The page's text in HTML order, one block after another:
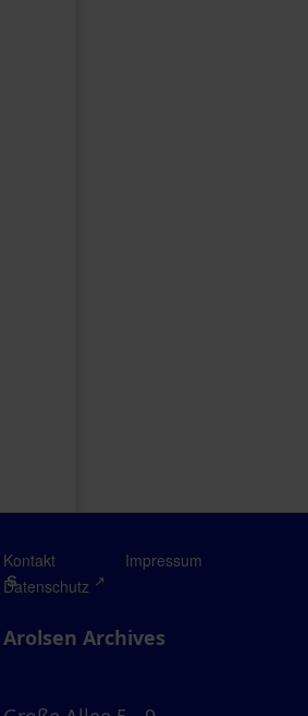
Kontakt
Impressum
Datenschutz
Arolsen Archives